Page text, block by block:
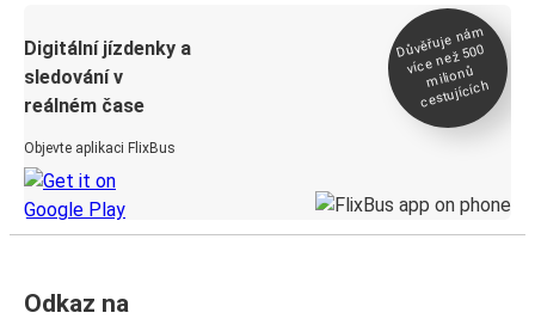
Digitální jízdenky a
sledování v
reálném čase
Objevte aplikaci FlixBus
Důvěřuje ná
m
více než 500
milionů
cestujících
Odkaz na